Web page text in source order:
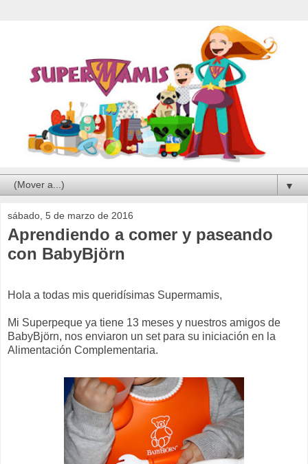
▼
sábado, 5 de marzo de 2016
Aprendiendo a comer y paseando
con BabyBjörn
Hola a todas mis queridísimas Supermamis,
Mi Superpeque ya tiene 13 meses y nuestros amigos de
BabyBjörn, nos enviaron un setpara su iniciación en la
Alimentación Complementaria.